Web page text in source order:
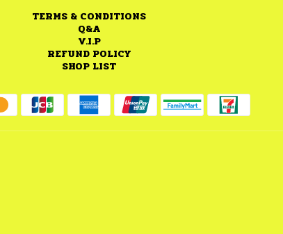
TERMS & CONDITIONS
Q&A
V.I.P
REFUND POLICY
SHOP LIST